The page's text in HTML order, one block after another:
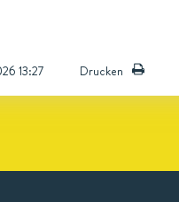
13:27 Drucken